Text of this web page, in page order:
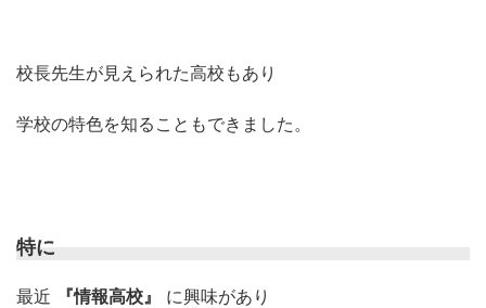
校長先生が見えられた高校もあり
学校の特色を知ることもできました。
特に
最近 『情報高校』 に興味があり